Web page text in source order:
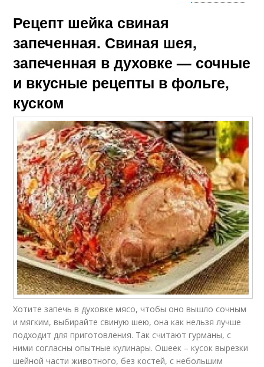
Картошка со
свининой
Картошка с овощами
Рецепт шейка свиная
запеченная. Свиная шея,
запеченная в духовке — сочные
и вкусные рецепты в фольге,
куском
Хотите запечь в духовке мясо, чтобы оно вышло сочным
и мягким, выбирайте свиную шею, она как нельзя лучше
подходит для приготовления. Так считают гурманы, с
ними согласны опытные кулинары. Ошеек – кусок вырезки
шейной части животного, без костей, с небольшим